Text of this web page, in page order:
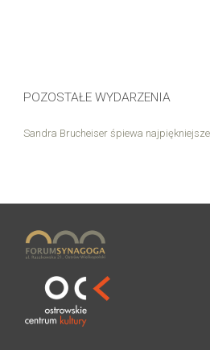
POZOSTAŁE WYDARZENIA
Sandra Brucheiser śpiewa